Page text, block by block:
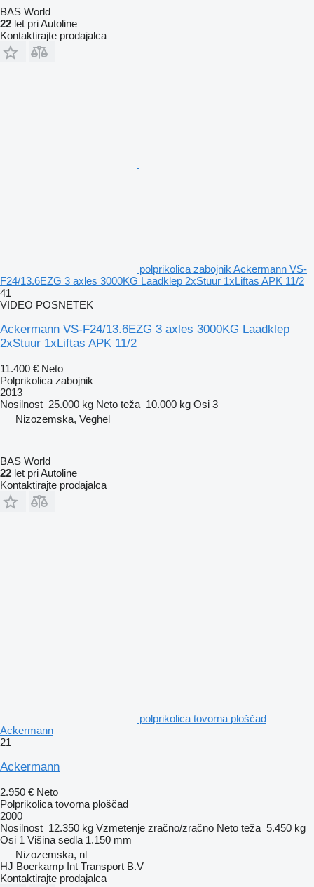
BAS World
22 let pri Autoline
Kontaktirajte prodajalca
polprikolica zabojnik Ackermann VS-
F24/13.6EZG 3 axles 3000KG Laadklep 2xStuur 1xLiftas APK 11/2
41
VIDEO POSNETEK
Ackermann VS-F24/13.6EZG 3 axles 3000KG Laadklep
2xStuur 1xLiftas APK 11/2
11.400 € Neto
Polprikolica zabojnik
2013
Nosilnost 25.000 kg Neto teža 10.000 kg Osi 3
Nizozemska, Veghel
BAS World
22 let pri Autoline
Kontaktirajte prodajalca
polprikolica tovorna ploščad
Ackermann
21
Ackermann
2.950 € Neto
Polprikolica tovorna ploščad
2000
Nosilnost 12.350 kg Vzmetenje zračno/zračno Neto teža 5.450 kg
Osi 1 Višina sedla 1.150 mm
Nizozemska, nl
HJ Boerkamp Int Transport B.V
Kontaktirajte prodajalca